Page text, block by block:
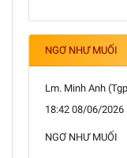
NGƠ NHƯ MUỐI
Lm. Minh Anh
18:42 08/06/2026
NGƠ NHƯ MUỐI